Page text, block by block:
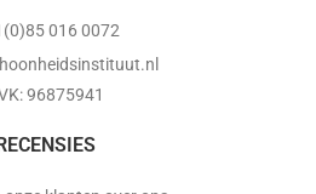
016 0072
96875941